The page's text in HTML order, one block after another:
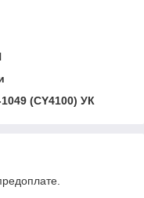
(CY4100) УК